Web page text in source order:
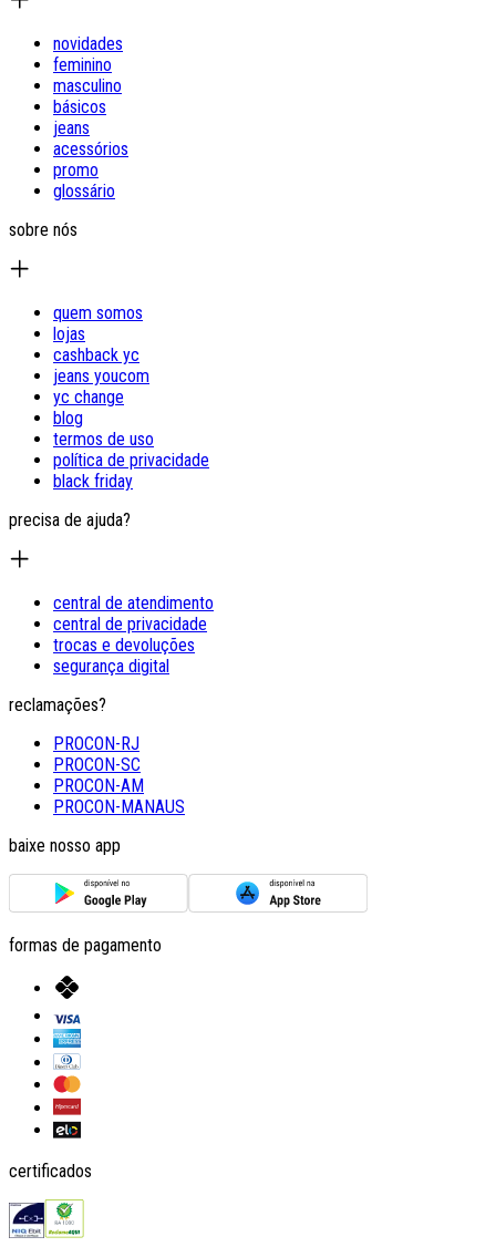
novidades
feminino
masculino
básicos
jeans
acessórios
promo
glossário
sobre nós
quem somos
lojas
cashback yc
jeans youcom
yc change
blog
termos de uso
política de privacidade
black friday
precisa de ajuda?
central de atendimento
central de privacidade
trocas e devoluções
segurança digital
reclamações?
PROCON-RJ
PROCON-SC
PROCON-AM
PROCON-MANAUS
baixe nosso app
formas de pagamento
certificados